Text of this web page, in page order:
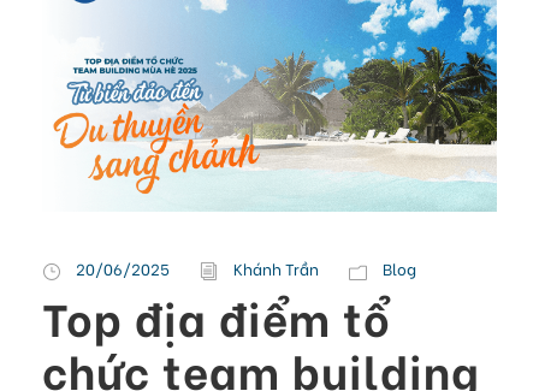
20/06/2025 Khánh Trần Blog
Top địa điểm tổ
chức team building